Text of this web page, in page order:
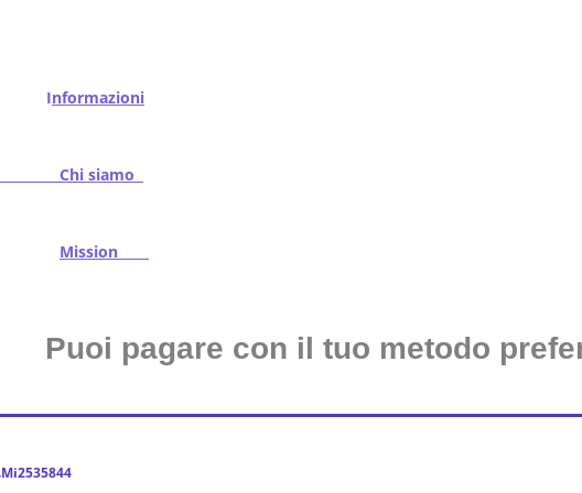
Informazioni
Chi siamo
Mission
Puoi pagare con il tuo metodo